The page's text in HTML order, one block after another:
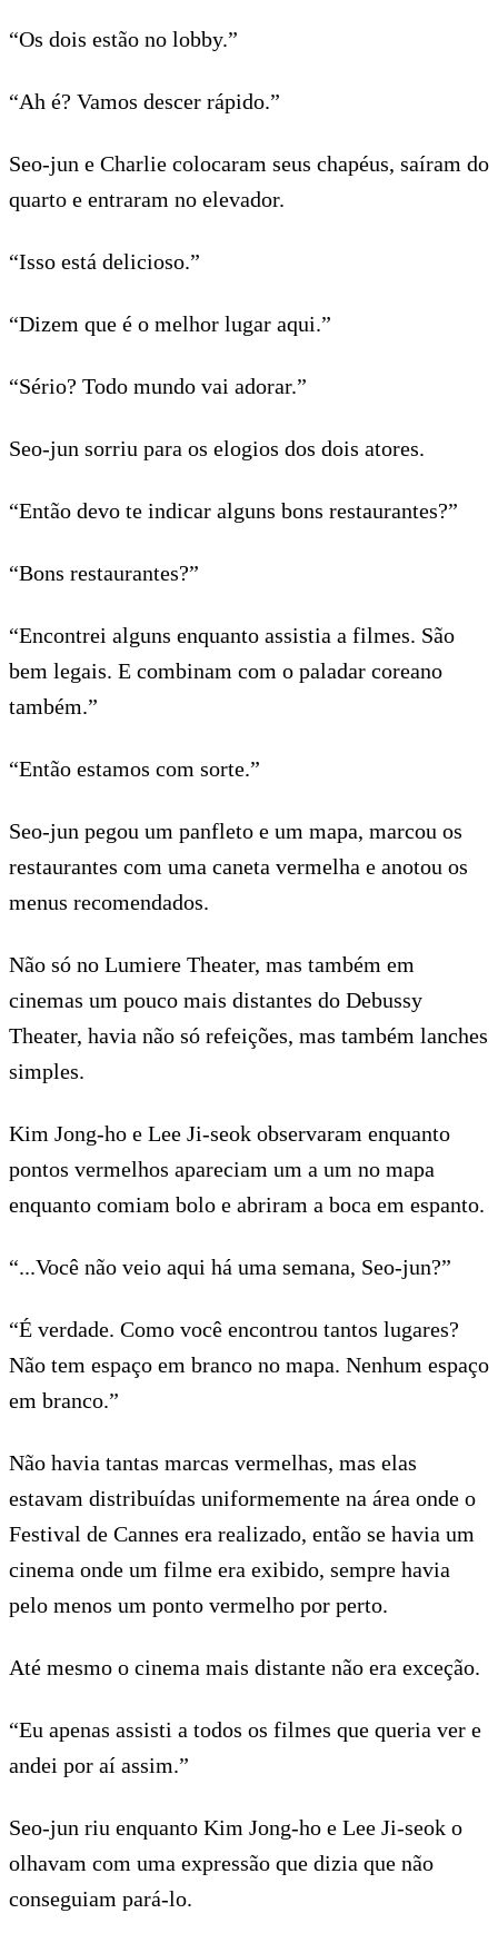
“Os dois estão no lobby.”
“Ah é? Vamos descer rápido.”
Seo-jun e Charlie colocaram seus chapéus, saíram do
quarto e entraram no elevador.
“Isso está delicioso.”
“Dizem que é o melhor lugar aqui.”
“Sério? Todo mundo vai adorar.”
Seo-jun sorriu para os elogios dos dois atores.
“Então devo te indicar alguns bons restaurantes?”
“Bons restaurantes?”
“Encontrei alguns enquanto assistia a filmes. São
bem legais. E combinam com o paladar coreano
também.”
“Então estamos com sorte.”
Seo-jun pegou um panfleto e um mapa, marcou os
restaurantes com uma caneta vermelha e anotou os
menus recomendados.
Não só no Lumiere Theater, mas também em
cinemas um pouco mais distantes do Debussy
Theater, havia não só refeições, mas também lanches
simples.
Kim Jong-ho e Lee Ji-seok observaram enquanto
pontos vermelhos apareciam um a um no mapa
enquanto comiam bolo e abriram a boca em espanto.
“...Você não veio aqui há uma semana, Seo-jun?”
“É verdade. Como você encontrou tantos lugares?
Não tem espaço em branco no mapa. Nenhum espaço
em branco.”
Não havia tantas marcas vermelhas, mas elas
estavam distribuídas uniformemente na área onde o
Festival de Cannes era realizado, então se havia um
cinema onde um filme era exibido, sempre havia
pelo menos um ponto vermelho por perto.
Até mesmo o cinema mais distante não era exceção.
“Eu apenas assisti a todos os filmes que queria ver e
andei por aí assim.”
Seo-jun riu enquanto Kim Jong-ho e Lee Ji-seok o
olhavam com uma expressão que dizia que não
conseguiam pará-lo.